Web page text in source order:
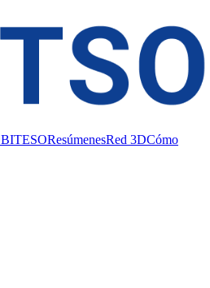
BITESOResúmenesRed 3DCómo